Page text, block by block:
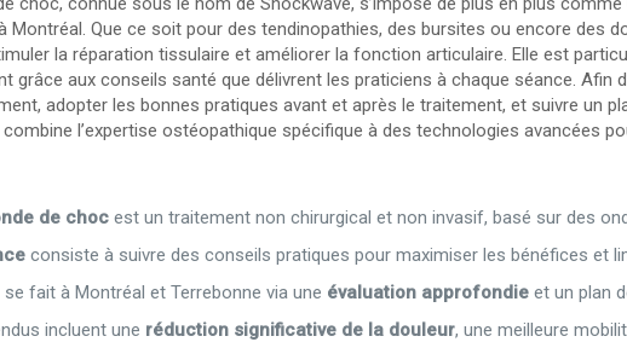
Montréal. Que ce soit pour des tendinopathies, des bursites ou encore des
la réparation tissulaire et améliorer la fonction articulaire. Elle est
grâce aux conseils santé que délivrent les praticiens à chaque séance. Afin
adopter les bonnes pratiques avant et après le traitement, et suivre un
combine l’expertise ostéopathique spécifique à des technologies avancées
de choc est un traitement non chirurgical et non invasif, basé sur des
consiste à suivre des conseils pratiques pour maximiser les bénéfices et
fait à Montréal et Terrebonne via une évaluation approfondie et un plan
incluent une réduction significative de la douleur, une meilleure